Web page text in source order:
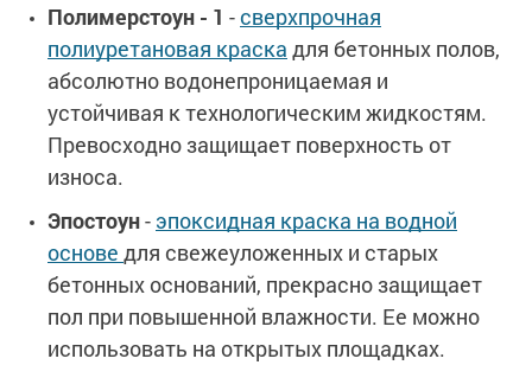
Полимерстоун - 1 -сверхпрочная
полиуретановая краска для бетонных полов,
абсолютно водонепроницаемая и
устойчивая к технологическим жидкостям.
Превосходно защищает поверхность от
износа.
Эпостоун- эпоксидная краска на водной
основе для свежеуложенных и старых
бетонных оснований, прекрасно защищает
пол при повышенной влажности. Ее можно
использовать на открытых площадках.